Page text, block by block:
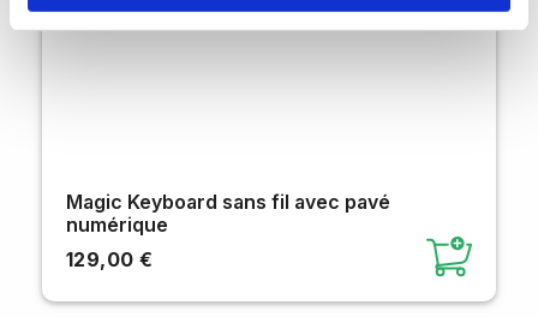
Magic Keyboard sans fil avec pavé
numérique
129,00 €